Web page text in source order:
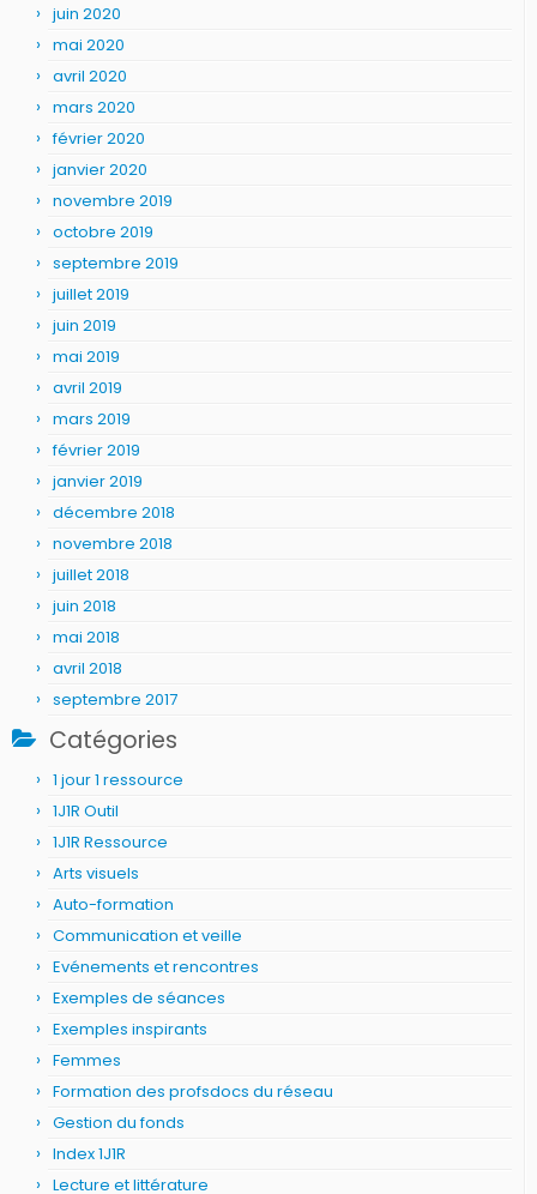
juin 2020
mai 2020
avril 2020
mars 2020
février 2020
janvier 2020
novembre 2019
octobre 2019
septembre 2019
juillet 2019
juin 2019
mai 2019
avril 2019
mars 2019
février 2019
janvier 2019
décembre 2018
novembre 2018
juillet 2018
juin 2018
mai 2018
avril 2018
septembre 2017
Catégories
1 jour 1 ressource
1J1R Outil
1J1R Ressource
Arts visuels
Auto-formation
Communication et veille
Evénements et rencontres
Exemples de séances
Exemples inspirants
Femmes
Formation des profsdocs du réseau
Gestion du fonds
Index 1J1R
Lecture et littérature